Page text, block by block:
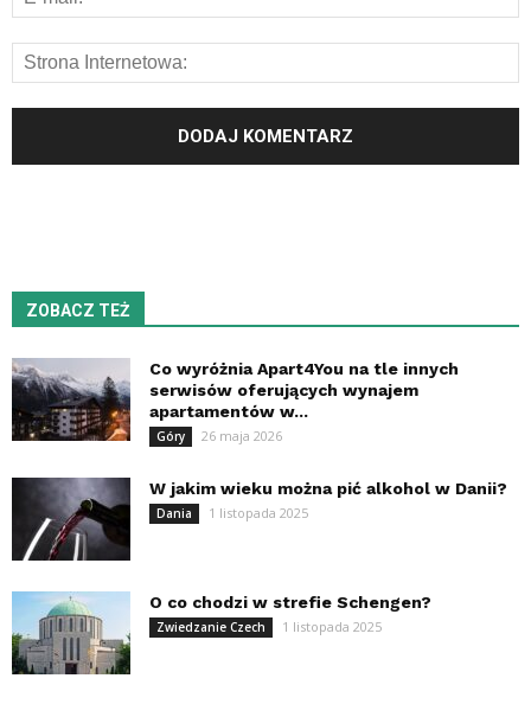
ZOBACZ TEŻ
Co wyróżnia Apart4You na tle innych
serwisów oferujących wynajem
apartamentów w...
Góry 26 maja 2026
W jakim wieku można pić alkohol w Danii?
Dania 1 listopada 2025
O co chodzi w strefie Schengen?
Zwiedzanie Czech 1 listopada 2025